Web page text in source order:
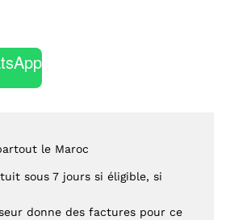
le Maroc
sous 7 jours si éligible, si
donne des factures pour ce